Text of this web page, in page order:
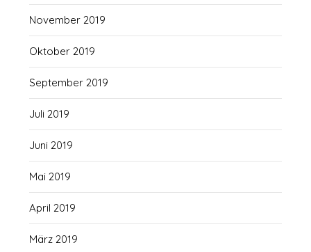
November 2019
Oktober 2019
September 2019
Juli 2019
Juni 2019
Mai 2019
April 2019
März 2019